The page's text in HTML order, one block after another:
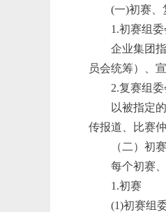
(一)初赛、
1.初赛组
企业集团
员会统筹）、
2.复赛组
以被指定
传报道、比赛
（二）初
每个初赛
1.初赛
(1)初赛组